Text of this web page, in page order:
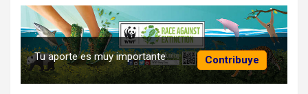
Contribuye
Tu aporte es muy importante